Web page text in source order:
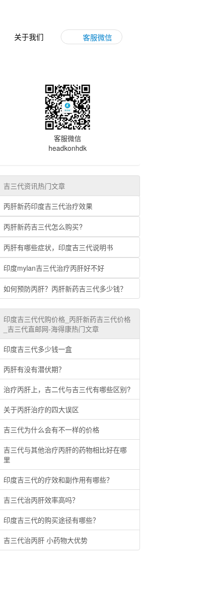
关于我们 客服微信
客服微信
headkonhdk
吉三代资讯热门文章
丙肝新药印度吉三代治疗效果
丙肝新药吉三代怎么购买?
丙肝有哪些症状，印度吉三代说明书
印度mylan吉三代治疗丙肝好不好
如何预防丙肝？丙肝新药吉三代多少钱？
印度吉三代代购价格_丙肝新药吉三代价格
_吉三代直邮网-海得康热门文章
印度吉三代多少钱一盒
丙肝有没有潜伏期？
治疗丙肝上，吉二代与吉三代有哪些区别?
关于丙肝治疗的四大误区
吉三代为什么会有不一样的价格
吉三代与其他治疗丙肝的药物相比好在哪
里
印度吉三代的疗效和副作用有哪些？
吉三代治丙肝效率高吗？
印度吉三代的购买途径有哪些？
吉三代治丙肝 小药物大优势